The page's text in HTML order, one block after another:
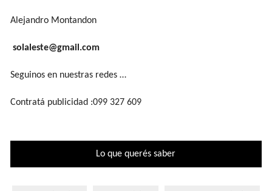
Alejandro Montandon
solaleste@gmail.com
Seguinos en nuestras redes …
Contratá publicidad :099 327 609
Lo que querés saber